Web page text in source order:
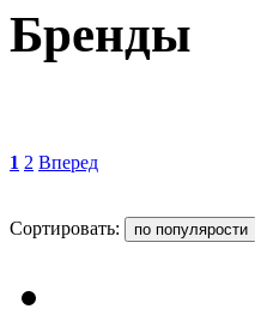
Бренды
1 2 Вперед
Сортировать: